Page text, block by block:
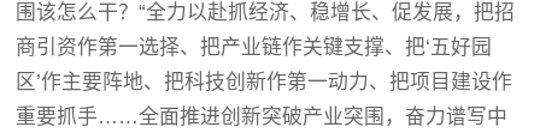
围该怎么干？“全力以赴抓经济、稳增长、促发展，把招
商引资作第一选择、把产业链作关键支撑、把‘五好园
区’作主要阵地、把科技创新作第一动力、把项目建设作
重要抓手……全面推进创新突破产业突围，奋力谱写中